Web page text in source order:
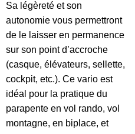
Sa légèreté et son
autonomie vous permettront
de le laisser en permanence
sur son point d’accroche
(casque, élévateurs, sellette,
cockpit, etc.). Ce vario est
idéal pour la pratique du
parapente en vol rando, vol
montagne, en biplace, et